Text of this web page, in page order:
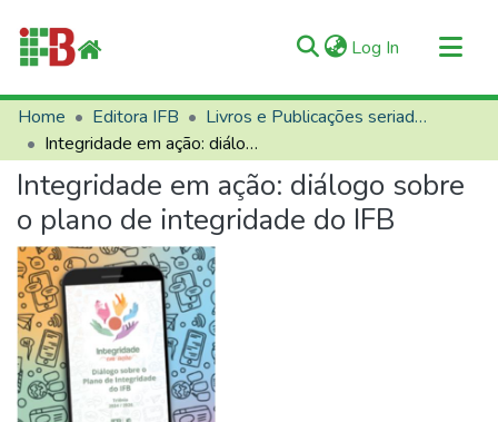
Log In (current)
Communities & Collections
All of RIIFB
Manuals and Terms
Statistics
About RIIFB
Help
Contacts
Home Editora IFB
Livros e Publicações seriadas
Integridade em ação: diálogo sobre o plano de integridade do IFB
Integridade em ação: diálogo sobre
o plano de integridade do IFB